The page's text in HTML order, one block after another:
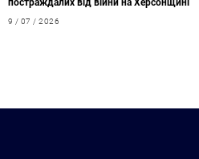
постраждалих від війни на Херсонщині
9 / 07 / 2026